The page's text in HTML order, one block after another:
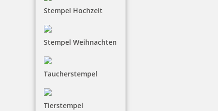
Stempel Hochzeit
Stempel Weihnachten
Taucherstempel
Tierstempel
Trodat Printy 4850/L1 Datumstempel EINGEGANGEN 24 x 4 mm
18,00 €